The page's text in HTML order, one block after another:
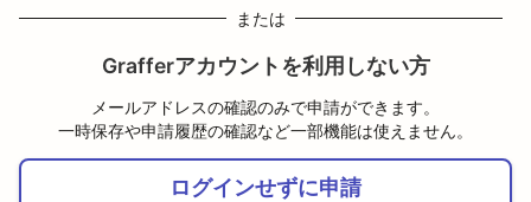
または
Grafferアカウントを利用しない方
メールアドレスの確認のみで申請ができます。
一時保存や申請履歴の確認など一部機能は使えません。
ログインせずに申請